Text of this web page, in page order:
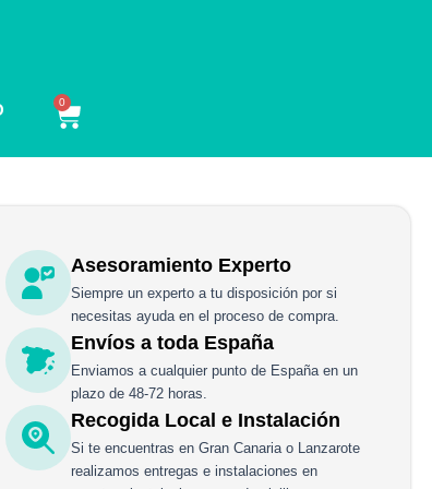
0
Carrito
Asesoramiento Experto
Siempre un experto a tu disposición por si
necesitas ayuda en el proceso de compra.
Envíos a toda España
Enviamos a cualquier punto de España en un
plazo de 48-72 horas.
Recogida Local e Instalación
Si te encuentras en Gran Canaria o Lanzarote
realizamos entregas e instalaciones en